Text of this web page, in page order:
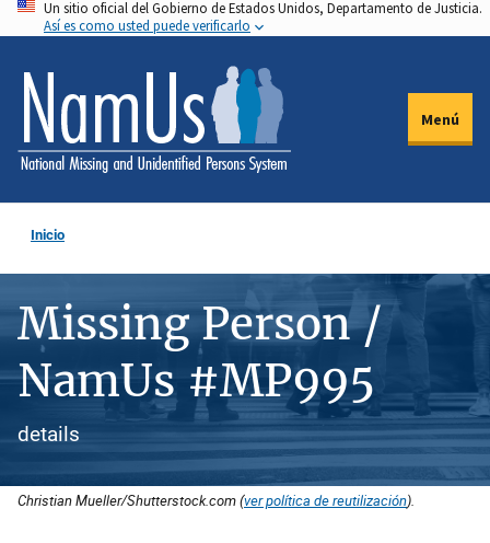
Pasar
al
contenido
principal
Un sitio oficial del Gobierno de Estados Unidos, Departamento de Justicia.
Así es como usted puede verificarlo
Menú
Inicio
Missing Person /
NamUs #MP995
details
Christian Mueller/Shutterstock.com (ver política de reutilización).